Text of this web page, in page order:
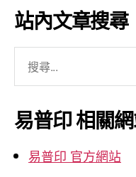
彙
整
站內文章搜尋
關
鍵
字:
易普印 相關
易普印 官方網站